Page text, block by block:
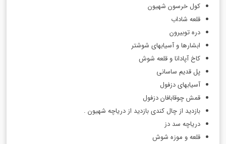
کول خرسون شهیون
قلعه شاداب
دره توبیرون
ابشارها و آسیابهای شوشتر
کاخ آپادانا و قلعه شوش
پل قدیم ساسانی
آسیابهای دزفول
قمش چوقابافان دزفول
بازدید از چال کندی بازدید از دریاچه شهیون .
دریاچه سد دز
قلعه و موزه شوش